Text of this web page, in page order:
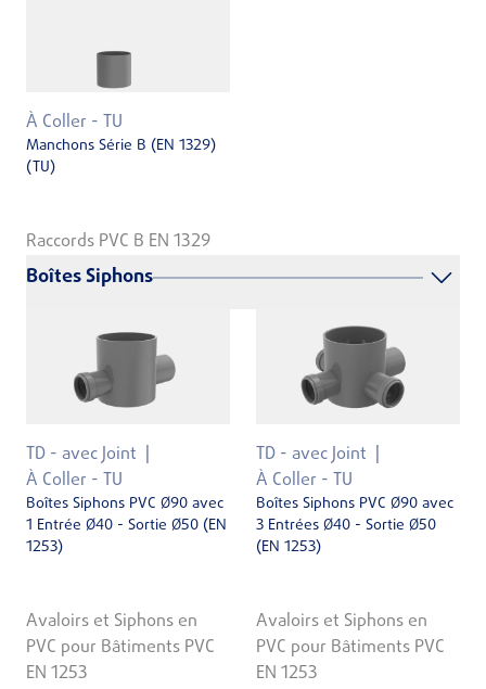
À Coller - TU
Manchons Série B (EN 1329)
(TU)
Raccords PVC B EN 1329
Boîtes Siphons
TD - avec Joint
À Coller - TU
Boîtes Siphons PVC Ø90 avec
1 Entrée Ø40 - Sortie Ø50 (EN
1253)
Avaloirs et Siphons en
PVC pour Bâtiments PVC
EN 1253
TD - avec Joint
À Coller - TU
Boîtes Siphons PVC Ø90 avec
3 Entrées Ø40 - Sortie Ø50
(EN 1253)
Avaloirs et Siphons en
PVC pour Bâtiments PVC
EN 1253